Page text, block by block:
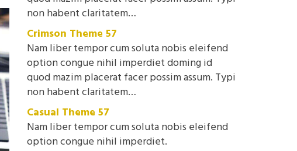
non habent claritatem…
Crimson Theme 57
Nam liber tempor cum soluta nobis eleifend
option congue nihil imperdiet doming id
quod mazim placerat facer possim assum. Typi
non habent claritatem…
Casual Theme 57
Nam liber tempor cum soluta nobis eleifend
option congue nihil imperdiet.